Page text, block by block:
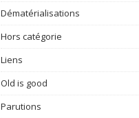
Dématérialisations
Hors catégorie
Liens
Old is good
Parutions